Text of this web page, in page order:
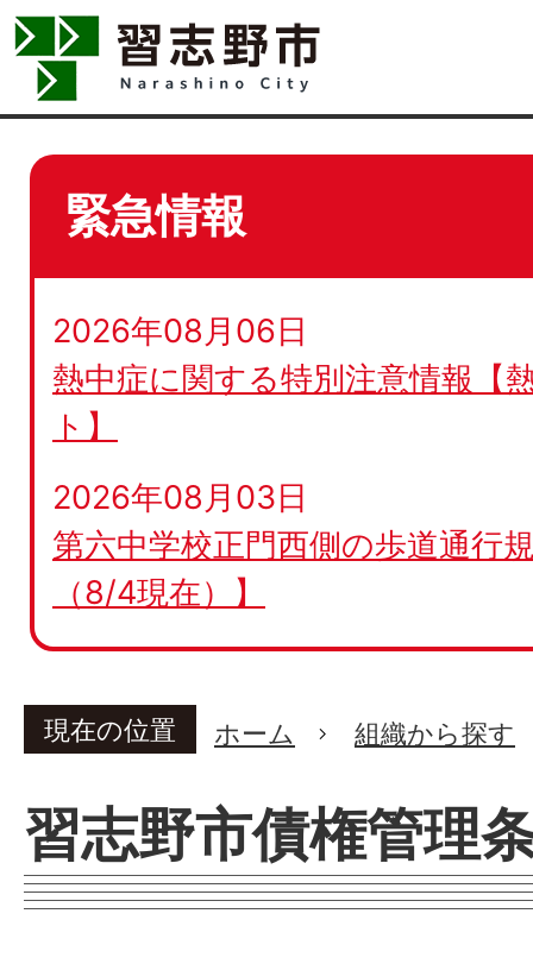
緊急情報
2026年08月06日
熱中症に関する特別注意情報【
ト】
2026年08月03日
第六中学校正門西側の歩道通行
（8/4現在）】
現在の位置 ホーム 組織から探す
習志野市債権管理